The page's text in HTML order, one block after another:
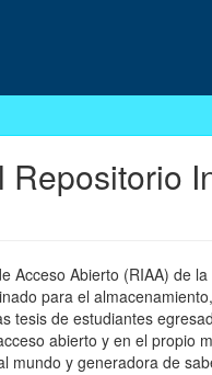
Repositorio
Acceso Abierto (RIAA) de
para el
tesis de estudiantes
abierto y en el propio
mundo y generadora de